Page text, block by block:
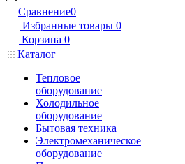
Сравнение0
Избранные товары 0
Корзина 0
Каталог
Тепловое
оборудование
Холодильное
оборудование
Бытовая техника
Электромеханическое
оборудование